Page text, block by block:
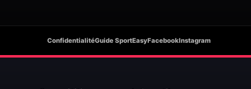
ConfidentialitéGuide SportEasyFacebookInstagram